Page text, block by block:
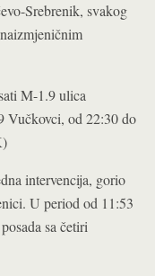
Srebrenik, svakog
M-1.9 ulica
Vučkovci, od 22:30 do
intervencija, gorio
U period od 11:53
sa četiri